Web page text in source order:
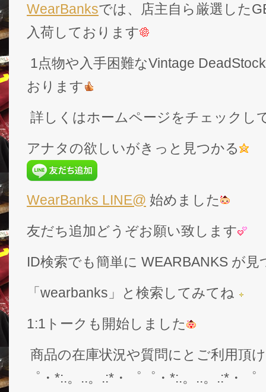
WearBanksでは、店主自ら厳選した
入荷しております
1点物や入手困難なVintage
おります
詳しくはホームページをチェックし
アナタの欲しいがきっと見つかる
WearBanks LINE@ 始めました
友だち追加どうぞお願い致します
ID検索でも簡単に WEARBANKS が
「wearbanks」と検索してみてね
1:1トークも開始しました
商品の在庫状況や質問にとご利用頂
゜・*:.。..。.:*・゜゜・*:.。..。.:*・